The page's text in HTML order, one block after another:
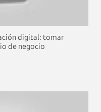
digital: tomar
de negocio